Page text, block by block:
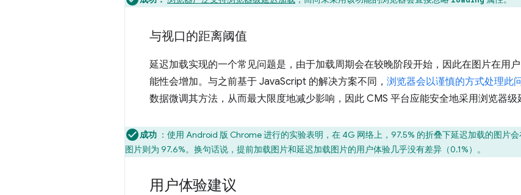
与视口的距离阈值
延迟加载实现的一个常见问题是，由于加载周期会在较晚阶段开始，因此在图片在用
能性会增加。与之前基于 JavaScript 的解决方案不同， 浏览器会以谨慎的方式处理此
数据微调其方法，从而最大限度地减少影响，因此 CMS 平台应能安全地采用浏览器级
成功 ：使用 Android 版 Chrome 进行的实验表明，在 4G 网络上，97.5% 的折叠下延迟加载的图片
图片则为 97.6%。换句话说，提前加载图片和延迟加载图片的用户体验几乎没有差异（0.1%）。
用户体验建议